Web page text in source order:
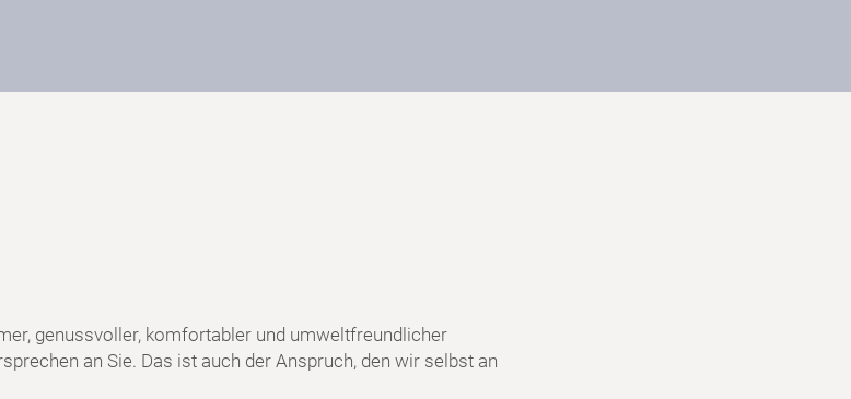
genussvoller, komfortabler und umweltfreundlicher
an Sie. Das ist auch der Anspruch, den wir selbst an